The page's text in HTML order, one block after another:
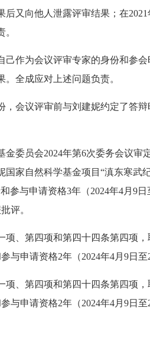
又向他人泄露评审结果；在
为会议评审专家的身份和参会
全成应对上述问题负责。
议评审前与刘建妮约定了答辩
员会2024年第6次委务会议审
家自然科学基金项目“滇东寒武
与申请资格3年（2024年4月9
评。
第四项和第四十四条第四项，
申请资格2年（2024年4月9日至
第四项和第四十四条第四项，
申请资格2年（2024年4月9日至